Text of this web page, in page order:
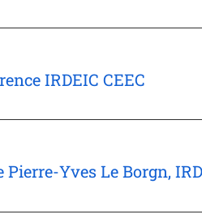
IRDEIC CEEC
Yves Le Borgn,